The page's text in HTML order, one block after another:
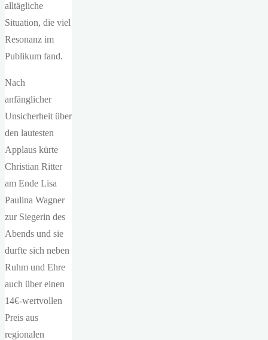
alltägliche
Situation, die viel
Resonanz im
Publikum fand.
Nach
anfänglicher
Unsicherheit über
den lautesten
Applaus kürte
Christian Ritter
am Ende Lisa
Paulina Wagner
zur Siegerin des
Abends und sie
durfte sich neben
Ruhm und Ehre
auch über einen
14€-wertvollen
Preis aus
regionalen